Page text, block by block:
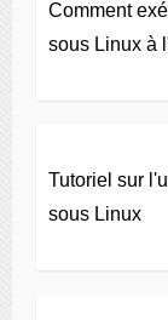
Comment
sous Linux à
Tutoriel sur
sous Linux